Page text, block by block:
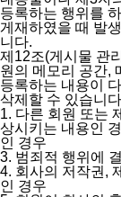
등록하는 행위를
게재하였을 때 발
니다.
제12조(게시물 관
원의 메모리 공간,
등록하는 내용이
삭제할 수 있습니
1. 다른 회원 또는
상시키는 내용인
인 경우
3. 범죄적 행위에
4. 회사의 저작권,
인 경우